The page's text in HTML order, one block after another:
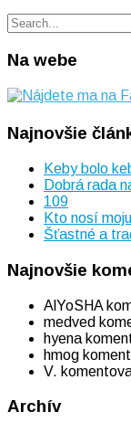
Search
for:
Na webe
Najnovšie
Keby bolo
Dobrá rada
109
Kto nosí
Šťastné a
Najnovšie
AlYoSHA
medved
hyena
hmog
V.
Archív